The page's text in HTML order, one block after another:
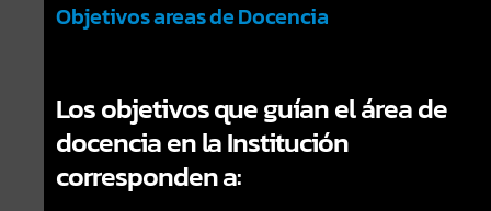
de
Docencia
Planificar, organizar,
Objetivos areas de Docencia
Los objetivos que guían el área de
docencia en la Institución
corresponden a: